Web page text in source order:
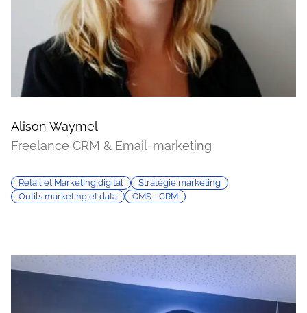
Alison Waymel
Freelance CRM & Email-marketing
Retail et Marketing digital
Stratégie marketing
Outils marketing et data
CMS - CRM